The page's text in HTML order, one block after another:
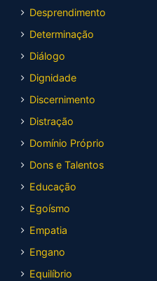
Desprendimento
Determinação
Diálogo
Dignidade
Discernimento
Distração
Domínio Próprio
Dons e Talentos
Educação
Egoísmo
Empatia
Engano
Equilíbrio